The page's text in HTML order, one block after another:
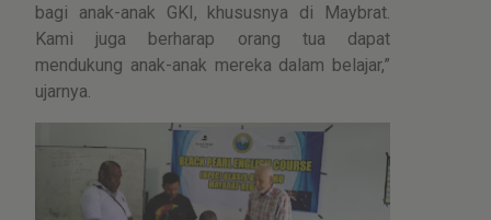
bagi anak-anak GKI, khususnya di Maybrat.
Kami juga berharap orang tua dapat
mendukung anak-anak mereka dalam belajar,”
ujarnya.